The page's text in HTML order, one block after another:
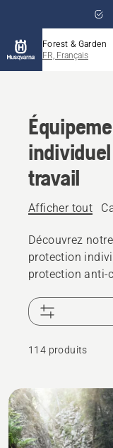
Forest & Garden
FR, Français
travail
Afficher tout
Découvrez
protection
protection anti-
permettent de
114 produits
Tous
les
produits